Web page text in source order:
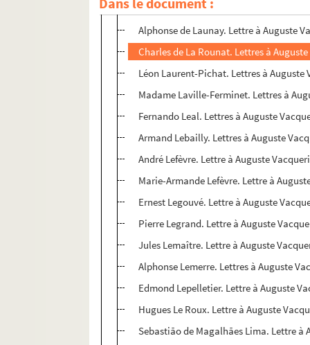
Pierre-Victor-Henri Berdalle de
Alphonse de Launay. Lettre à Auguste
Charles de La Rounat. Lettres à
Léon Laurent-Pichat. Lettres à Auguste
Madame Laville-Ferminet. Lettres à
Fernando Leal. Lettres à Auguste
Armand Lebailly. Lettres à Auguste
André Lefèvre. Lettre à Auguste
Marie-Armande Lefèvre. Lettre à
Ernest Legouvé. Lettre à Auguste
Pierre Legrand. Lettre à Auguste
Jules Lemaître. Lettre à Auguste
Alphonse Lemerre. Lettres à Auguste
Edmond Lepelletier. Lettre à Auguste
Hugues Le Roux. Lettre à Auguste
Sebastião de Magalhães Lima. Lettre à